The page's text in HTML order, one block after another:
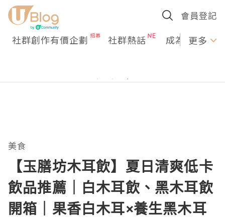
會員登記
社群創作有價企劃 社群熱話 成為U更多
美食
【玉膳坊木耳飲】夏日清爽低卡
飲品推薦｜白木耳飲、黑木耳飲
開箱｜果香白木耳×養生黑木耳